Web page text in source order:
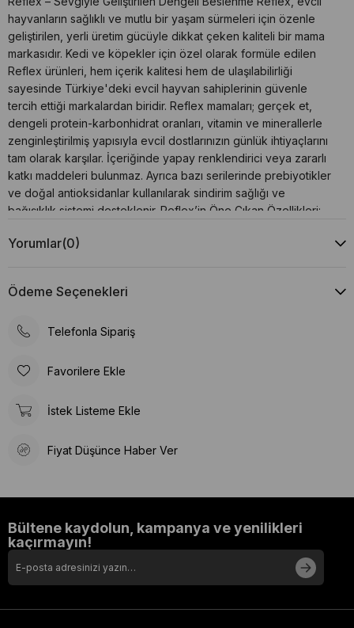
hayvanların sağlıklı ve mutlu bir yaşam sürmeleri için özenle
geliştirilen, yerli üretim gücüyle dikkat çeken kaliteli bir mama
markasıdır. Kedi ve köpekler için özel olarak formüle edilen
Reflex ürünleri, hem içerik kalitesi hem de ulaşılabilirliği
sayesinde Türkiye'deki evcil hayvan sahiplerinin güvenle
tercih ettiği markalardan biridir. Reflex mamaları; gerçek et,
dengeli protein-karbonhidrat oranları, vitamin ve minerallerle
zenginleştirilmiş yapısıyla evcil dostlarınızın günlük ihtiyaçlarını
tam olarak karşılar. İçeriğinde yapay renklendirici veya zararlı
katkı maddeleri bulunmaz. Ayrıca bazı serilerinde prebiyotikler
ve doğal antioksidanlar kullanılarak sindirim sağlığı ve
bağışıklık sistemi desteklenir. Reflex’in Öne Çıkan Özellikleri:
ve ırka özel mama çeşitleri Omega 3 & 6 ile deri ve tüy
dostunuza hem lezzetli hem de dengeli bir öğün sunmak
zengin ürün çeşitliliğiyle ideal bir seçimdir. Reflex ile sevgi,
Yorumlar(0)
Ödeme Seçenekleri
Telefonla Sipariş
Favorilere Ekle
İstek Listeme Ekle
Fiyat Düşünce Haber Ver
Bültene kaydolun, kampanya ve yenilikleri
kaçırmayın!